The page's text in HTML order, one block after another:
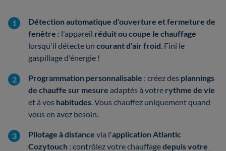
Détection automatique d'ouverture et fermeture de
fenêtre : l'appareil réduit ou coupe le chauffage
lorsqu'il détecte un courant d'air froid. Fini le
gaspillage d'énergie !
Programmation personnalisable : créez des plannings
de chauffe sur mesure adaptés à votre rythme de vie
et à vos habitudes. Vous chauffez uniquement quand
vous en avez besoin.
Pilotage à distance via l'application Atlantic
Cozytouch : contrôlez votre chauffagedepuis votre